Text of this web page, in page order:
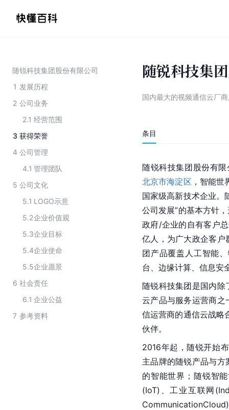
随锐科技集团股份有限公司
1 发展历程
2 公司业务
2.1 经营范围
3 获得荣誉
4 公司管理
4.1 管理团队
5 公司文化
5.1 LOGO示意
5.2企业价值观
5.3企业目标
5.4企业使命
5.5企业愿景
6 社会责任
6.1 企业公益
7 参考资料
随锐科技集
国内最大的视频通信云厂
条目
随锐科技集团股份有
北京市海淀区 ，智能
国家级高新技术企业。
公司发展”的基本方针
政府/企业的自有客户
亿人，为广大政企客户
团产品覆盖人工智能
台、边缘计算、 信息安
随锐科技集团是国内除
云产品与服务运营商之
信运营商的通信云战略
伙伴。
2016年起，随锐开始
主品牌的随锐产品与
的智能世界；随锐智
(IoT)、工业互联网